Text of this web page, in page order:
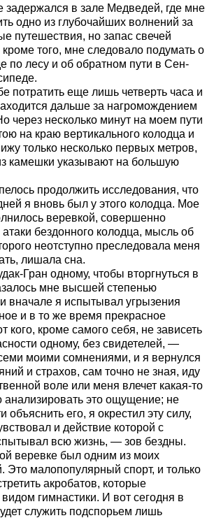
в зале Медведей, где мне
одно из глубочайших волнений за
путешествия, но запас свечей
кроме того, мне следовало подумать о
по лесу и об обратном пути в Сен-
потратить еще лишь четверть часа и
дальше за нагромождением
через несколько минут на моем пути
на краю вертикального колодца и
только несколько первых метров,
камешки указывают на большую
продолжить исследования, что
я вновь был у этого колодца. Мое
веревкой, совершенно
бездонного колодца, мысль об
неотступно преследовала меня
лишала сна.
Гран одному, чтобы вторгнуться в
мне высшей степенью
вначале я испытывал угрызения
и в то же время прекрасное
кроме самого себя, не зависеть
одному, без свидетелей, —
моими сомнениями, и я вернулся
и страхов, сам точно не зная, иду
воле или меня влечет какая-то
анализировать это ощущение; не
объяснить его, я окрестил эту силу,
и действие которой с
всю жизнь, — зов бездны.
веревке был одним из моих
Это малопопулярный спорт, и только
акробатов, которые
гимнастики. И вот сегодня в
служить подспорьем лишь